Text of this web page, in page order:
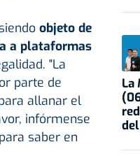
objeto de
a plataformas
"La
parte de
allanar el
infórmense
saber en
La